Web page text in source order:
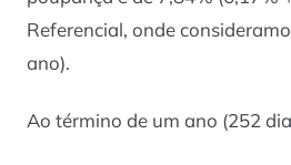
Referencial, onde
ano).
Ao término de um ano (252